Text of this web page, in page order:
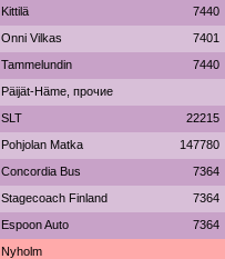
Kittilä 7440
Onni Vilkas 7401
Tammelundin 7440
Päijät-Häme, прочие
SLT 22215
Pohjolan Matka 147780
Concordia Bus 7364
Stagecoach Finland 7364
Espoon Auto 7364
Nyholm